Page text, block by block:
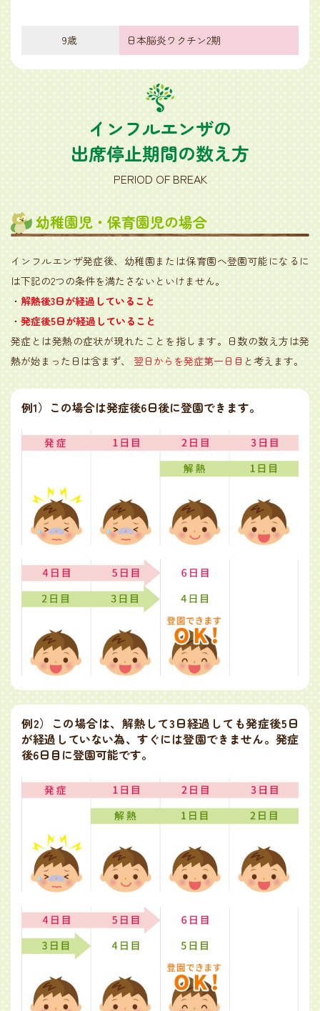
9歳 日本脳炎ワクチン2期
インフルエンザの
出席停止期間の数え方
PERIOD OF BREAK
幼稚園児・保育園児の場合
インフルエンザ発症後、幼稚園または保育園へ登園可能になるに
は下記の2つの条件を満たさないといけません。
・解熱後3日が経過していること
・発症後5日が経過していること
発症とは発熱の症状が現れたことを指します。日数の数え方は発
熱が始まった日は含まず、翌日からを発症第一日目と考えます。
例1） この場合は発症後6日後に登園できます。
例2） この場合は、解熱して3日経過しても発症後5日
が経過していない為、すぐには登園できません。発症
後6日目に登園可能です。